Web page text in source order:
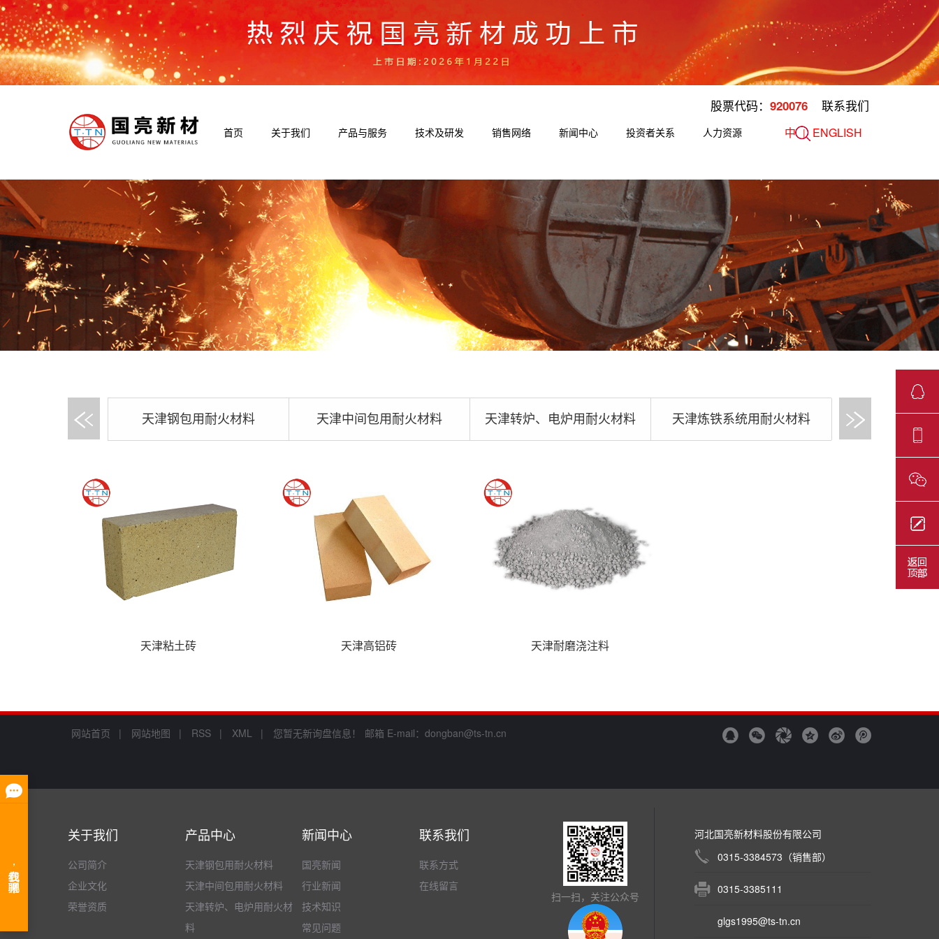
首页 关于我们 产品与服务 技术及研发 销售网络 新闻中心 投资者关系 人力资源 中 | ENGLISH
股票代码： 920076 联系我们
天津钢包用耐火材料 天津中间包用耐火材料 天津转炉、电炉用耐火材料 天津炼铁系统用耐火材料 天津工业炉用
天津粘土砖 天津高铝砖 天津耐磨浇注料
网站首页 | 网站地图 | RSS | XML | 您暂无新询盘信息！ 邮箱 E-mail：dongban@ts-tn.cn
关于我们
公司简介
企业文化
荣誉资质
产品中心
天津钢包用耐火材料
天津中间包用耐火材料
天津转炉、电炉用耐火材
料
新闻中心
国亮新闻
行业新闻
技术知识
常见问题
联系我们
联系方式
在线留言
扫一扫，关注公众号
河北国亮新材料股份有限公司
0315-3384573（销售部）
0315-3385111
glgs1995@ts-tn.cn